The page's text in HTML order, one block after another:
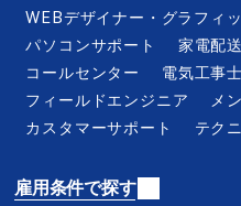
熊本県 大分県
鹿児島県 沖縄県
職種から探す
サーバー管理者
WEBデザイナー・グラフィ
パソコンサポート
家電配
コールセンター
電気工事士
フィールドエンジニア
メ
カスタマーサポート
テク
雇用条件で探す